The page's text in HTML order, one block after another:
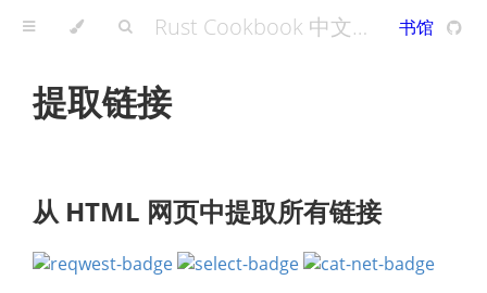
Rust Cookbook 中文版 - A Rust Cookbook 书馆
提取链接
从 HTML 网页中提取所有链接